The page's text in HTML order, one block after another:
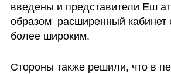
введены и представители Еш
образом  расширенный кабинет
более широким.
Стороны также решили, что в